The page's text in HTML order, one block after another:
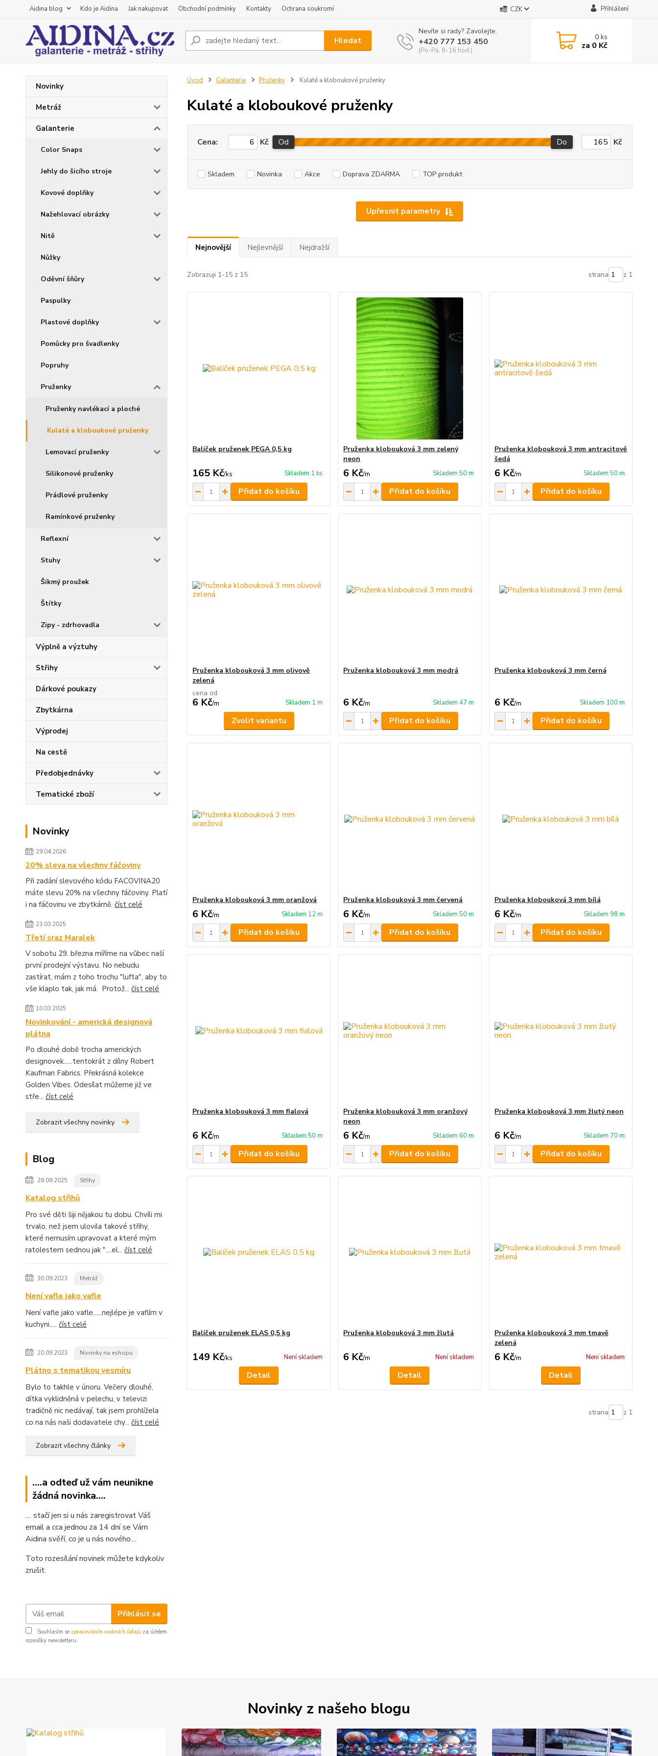
Aidina blog Kdo je Aidina Jak nakupovat Obchodní podmínky Kontakty Ochrana soukromí CZK Přihlášení
Hledat
Nevíte si rady? Zavolejte.
+420 777 153 450
(Po-Pá, 8-16 hod.)
0ks
za 0 Kč
Novinky
Metráž
Galanterie
Color Snaps
Jehly do šicího stroje
Kovové doplňky
Nažehlovací obrázky
Nitě
Nůžky
Oděvní šňůry
Paspulky
Plastové doplňky
Pomůcky pro švadlenky
Popruhy
Pruženky
Pruženky navlékací a ploché
Kulaté a kloboukové pruženky
Lemovací pruženky
Silikonové pruženky
Prádlové pruženky
Ramínkové pruženky
Reflexní
Stuhy
Šikmý proužek
Štítky
Zipy - zdrhovadla
Výplně a výztuhy
Střihy
Dárkové poukazy
Zbytkárna
Výprodej
Na cestě
Předobjednávky
Tematické zboží
Novinky
29.04.2026
20% sleva na všechny fáčoviny
Při zadání slevového kódu FACOVINA20
máte slevu 20% na všechny fáčoviny. Platí
i na fáčovinu ve zbytkárně. číst celé
23.03.2025
Třetí sraz Maralek
V sobotu 29. března míříme na vůbec naší
první prodejní výstavu. No nebudu
zastírat, mám z toho trochu "lufta", aby to
vše klaplo tak, jak má. Protož... číst celé
10.03.2025
Novinkování - americká designová
plátna
Po dlouhé době trocha amerických
designovek......tentokrát z dílny Robert
Kaufman Fabrics. Překrásná kolekce
Golden Vibes. Odesílat můžeme již ve
stře... číst celé
Zobrazit všechny novinky
Blog
28.09.2025 Střihy
Katalog střihů
Pro své děti šiji nějakou tu dobu. Chvíli mi
trvalo, než jsem ulovila takové střihy,
které nemusím upravovat a které mým
ratolestem sednou jak "....el... číst celé
30.09.2023 Metráž
Není vafle jako vafle
Není vafle jako vafle......nejlépe je vaflím v
kuchyni..... číst celé
20.09.2023 Novinky na eshopu
Plátno s tematikou vesmíru
Bylo to takhle v únoru. Večery dlouhé,
dítka vyklidněná v pelechu, v televizi
tradičně nic nedávají, tak jsem prohlížela
co na nás naši dodavatele chy... číst celé
Zobrazit všechny články
....a odteď už vám neunikne
žádná novinka....
.... stačí jen si u nás zaregistrovat Váš
email a cca jednou za 14 dní se Vám
Aidina svěří, co je u nás nového....
Toto rozesílání novinek můžete kdykoliv
zrušit.
Přihlásit se
Souhlasím se zpracováním osobních údajů za účelem
rozesílky newsletteru.
Úvod Galanterie Pruženky Kulaté a kloboukové pruženky
Kulaté a kloboukové pruženky
Upřesnit parametry
Cena: Kč Od Do Kč
Skladem Novinka Akce Doprava ZDARMA TOP produkt
Nejnovější Nejlevnější Nejdražší
Zobrazuji 1-15 z 15 strana z 1
Balíček pruženek PEGA 0,5 kg
165 Kč/ks Skladem 1 ks
Přidat do košíku
Pruženka klobouková 3 mm zelený
neon
6 Kč/m Skladem 50 m
Přidat do košíku
Pruženka klobouková 3 mm antracitově
šedá
6 Kč/m Skladem 50 m
Přidat do košíku
Pruženka klobouková 3 mm olivově
zelená
cena od
6 Kč/m Skladem 1 m
Zvolit variantu
Pruženka klobouková 3 mm modrá
6 Kč/m Skladem 47 m
Přidat do košíku
Pruženka klobouková 3 mm černá
6 Kč/m Skladem 100 m
Přidat do košíku
Pruženka klobouková 3 mm oranžová
6 Kč/m Skladem 12 m
Přidat do košíku
Pruženka klobouková 3 mm červená
6 Kč/m Skladem 50 m
Přidat do košíku
Pruženka klobouková 3 mm bílá
6 Kč/m Skladem 98 m
Přidat do košíku
Pruženka klobouková 3 mm fialová
6 Kč/m Skladem 50 m
Přidat do košíku
Pruženka klobouková 3 mm oranžový
neon
6 Kč/m Skladem 60 m
Přidat do košíku
Pruženka klobouková 3 mm žlutý neon
6 Kč/m Skladem 70 m
Přidat do košíku
Balíček pruženek ELAS 0,5 kg
149 Kč/ks Není skladem
Detail
Pruženka klobouková 3 mm žlutá
6 Kč/m Není skladem
Detail
Pruženka klobouková 3 mm tmavě
zelená
6 Kč/m Není skladem
Detail
strana z 1
Novinky z našeho blogu